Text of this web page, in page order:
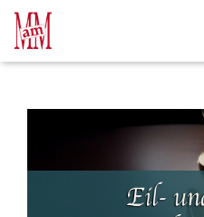
Weiterlesen" />